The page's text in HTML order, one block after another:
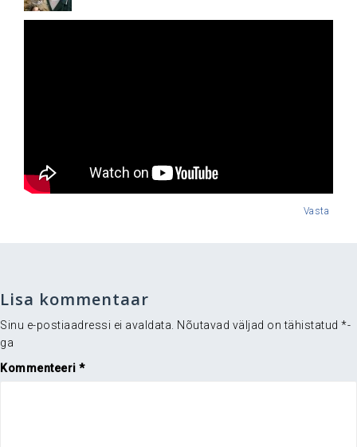
Vasta
Lisa kommentaar
Sinu e-postiaadressi ei avaldata. Nõutavad väljad on tähistatud *-
ga
Kommenteeri *